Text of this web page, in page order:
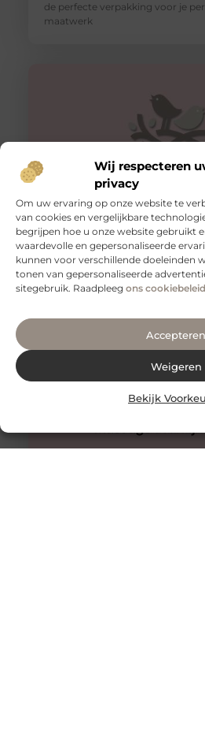
Wij respecteren
privacy
Om uw ervaring op onze website te
van cookies en vergelijkbare
begrijpen hoe u onze website gebruikt
waardevolle en gepersonaliseerde
kunnen voor verschillende doeleinden
tonen van gepersonaliseerde
sitegebruik. Raadpleeg ons cookiebeleid
Accepteren
Weigeren
Bekijk
de perfecte verpakking voor je
maatwerk
Veilig vervoeren: waarom
zijn
Als je regelmatig spullen vervoert
weet je hoe belangrijk het is om